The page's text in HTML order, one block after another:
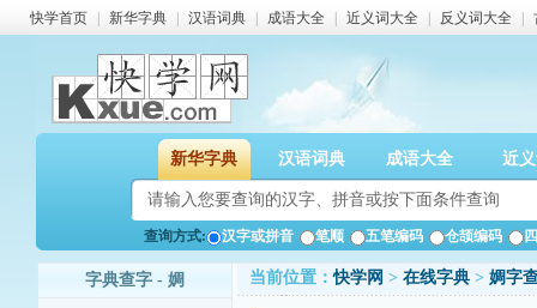
快学首页 新华字典 汉语词典 成语大全 近义词大全 反义词大全
新华字典 汉语词典 成语大全 近
查询方式: 汉字或拼音 笔顺 五笔编码 仓颉编码
字典查字 - 婤 当前位置：快学网 > 在线字典 > 婤字